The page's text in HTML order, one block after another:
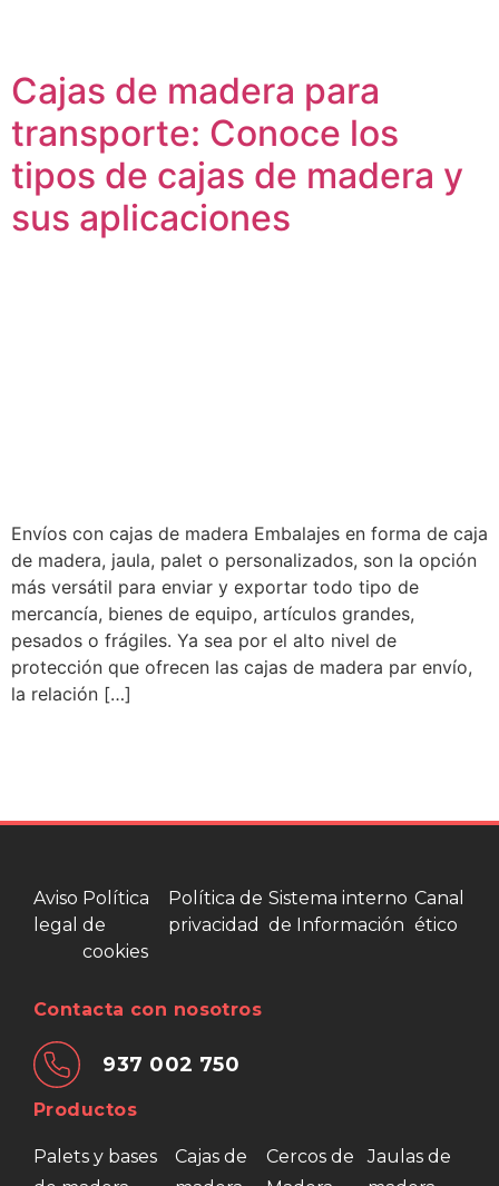
Cajas de madera para
transporte: Conoce los
tipos de cajas de madera y
sus aplicaciones
Envíos con cajas de madera Embalajes en forma de caja
de madera, jaula, palet o personalizados, son la opción
más versátil para enviar y exportar todo tipo de
mercancía, bienes de equipo, artículos grandes,
pesados o frágiles. Ya sea por el alto nivel de
protección que ofrecen las cajas de madera par envío,
la relación […]
Aviso
legal
Política
de
cookies
Política de
privacidad
Sistema interno
de Información
Canal
ético
Contacta con nosotros
937 002 750
Productos
Palets y bases
Cajas de
Cercos de
Jaulas de